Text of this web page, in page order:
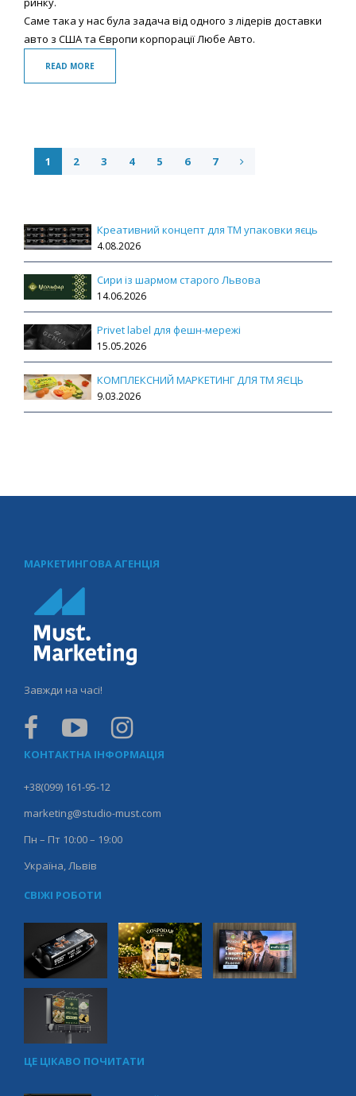
Саме така у нас була задача від одного з лідерів доставки
авто з США та Європи корпорації Любе Авто.
READ MORE
1 2 3 4 5 6 7
Креативний концепт для ТМ упаковки яєць
4.08.2026
Сири із шармом старого Львова
14.06.2026
Privet label для фешн-мережі
15.05.2026
КОМПЛЕКСНИЙ МАРКЕТИНГ ДЛЯ ТМ ЯЄЦЬ
9.03.2026
МАРКЕТИНГОВА АГЕНЦІЯ
Завжди на часі!
КОНТАКТНА ІНФОРМАЦІЯ
+38(099) 161-95-12
marketing@studio-must.com
Пн – Пт 10:00 – 19:00
Україна, Львів
СВІЖІ РОБОТИ
ЦЕ ЦІКАВО ПОЧИТАТИ